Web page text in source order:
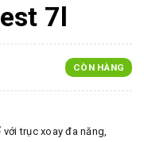
7l
CÒN HÀNG
trục xoay đa năng,